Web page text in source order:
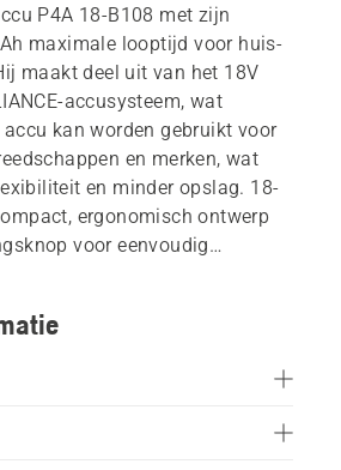
P4A 18-B108 met zijn
maximale looptijd voor huis-
maakt deel uit van het 18V
accusysteem, wat
kan worden gebruikt voor
en merken, wat
en minder opslag. 18-
ergonomisch ontwerp
voor eenvoudig